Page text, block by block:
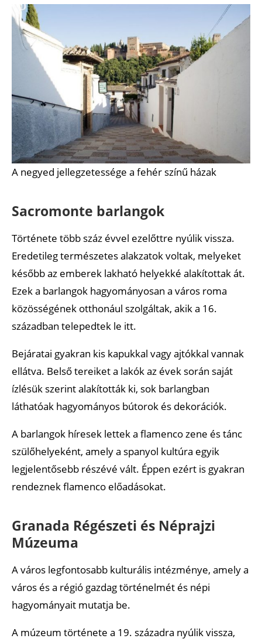
A negyed jellegzetessége a fehér színű házak
Sacromonte barlangok
Története több száz évvel ezelőttre nyúlik vissza.
Eredetileg természetes alakzatok voltak, melyeket
később az emberek lakható helyekké alakítottak át.
Ezek a barlangok hagyományosan a város roma
közösségének otthonául szolgáltak, akik a 16.
században telepedtek le itt.
Bejáratai gyakran kis kapukkal vagy ajtókkal vannak
ellátva. Belső tereiket a lakók az évek során saját
ízlésük szerint alakították ki, sok barlangban
láthatóak hagyományos bútorok és dekorációk.
A barlangok híresek lettek a flamenco zene és tánc
szülőhelyeként, amely a spanyol kultúra egyik
legjelentősebb részévé vált. Éppen ezért is gyakran
rendeznek flamenco előadásokat.
Granada Régészeti és Néprajzi
Múzeuma
A város legfontosabb kulturális intézménye, amely a
város és a régió gazdag történelmét és népi
hagyományait mutatja be.
A múzeum története a 19. századra nyúlik vissza,